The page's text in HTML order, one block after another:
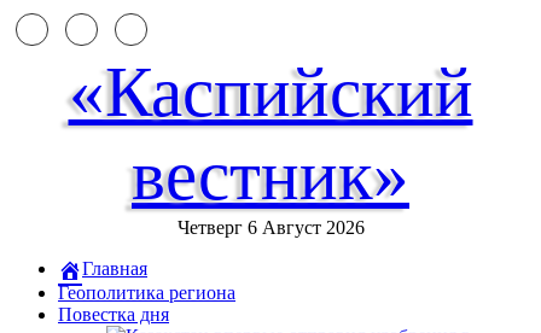
«Каспийский
вестник»
Четверг 6 Август 2026
Главная
Геополитика региона
Повестка дня